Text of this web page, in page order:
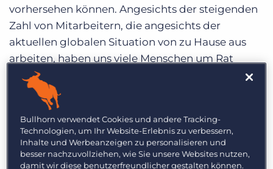
vorhersehen können. Angesichts der steigenden
Zahl von Mitarbeitern, die angesichts der
aktuellen globalen Situation von zu Hause aus
arbeiten, haben uns viele Menschen um Rat
gefragt, wie man die Produktivität in einem
abgelegenen Umfeld maximieren kann.
Vor diesem Hintergrund sind hier einige
Möglichkeiten aufgeführt, wie Ihr Team die
Remote-Arbeit steuern kann, insbesondere wenn
es nicht gewohnt ist.
Bullhorn verwendet Cookies und andere Tracking-
Technologien, um Ihr Website-Erlebnis zu verbessern,
Inhalte und Werbeanzeigen zu personalisieren und
besser nachzuvollziehen, wie Sie unsere Websites nutzen,
damit wir diese benutzerfreundlicher gestalten können.